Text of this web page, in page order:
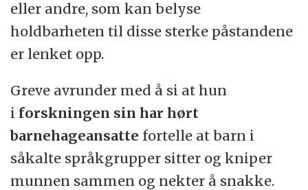
eller andre, som kan belyse
holdbarheten til disse sterke påstandene
er lenket opp.
Greve avrunder med å si at hun
i forskningen sin har hørt
barnehageansatte fortelle at barn i
såkalte språkgrupper sitter og kniper
munnen sammen og nekter å snakke.